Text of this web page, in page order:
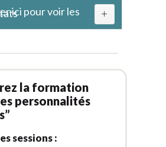
ici pour voir les
la formation
personnalités
sessions :